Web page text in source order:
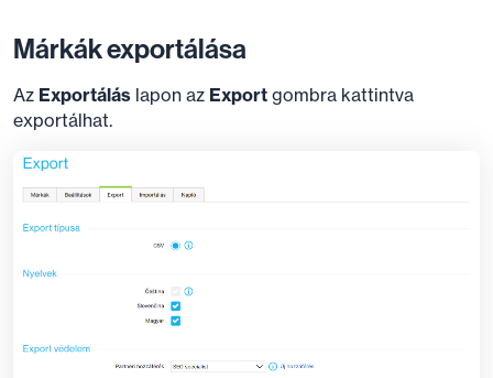
Márkák exportálása
Az Exportálás lapon az Export gombra kattintva
exportálhat.